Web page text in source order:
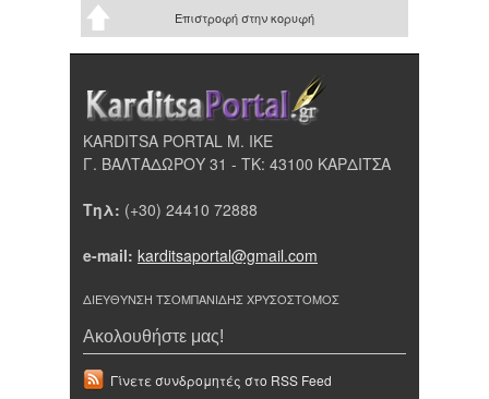
Επιστροφή στην κορυφή
KARDITSA PORTAL Μ. ΙΚΕ
Γ. ΒΑΛΤΑΔΩΡΟΥ 31 - ΤΚ: 43100 ΚΑΡΔΙΤΣΑ
Τηλ: (+30) 24410 72888
e-mail: karditsaportal@gmail.com
ΔΙΕΥΘΥΝΣΗ ΤΣΟΜΠΑΝΙΔΗΣ ΧΡΥΣΟΣΤΟΜΟΣ
Ακολουθήστε μας!
Γίνετε συνδρομητές στο RSS Feed